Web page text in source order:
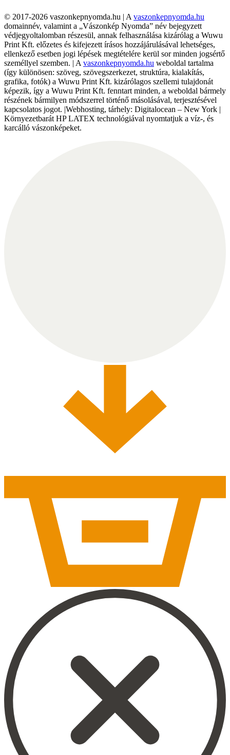
© 2017-2026 vaszonkepnyomda.hu | A vaszonkepnyomda.hu
domainnév, valamint a „Vászonkép Nyomda” név bejegyzett
védjegyoltalomban részesül, annak felhasználása kizárólag a Wuwu
Print Kft. előzetes és kifejezett írásos hozzájárulásával lehetséges,
ellenkező esetben jogi lépések megtételére kerül sor minden jogsértő
személlyel szemben. | A vaszonkepnyomda.hu weboldal tartalma
(így különösen: szöveg, szövegszerkezet, struktúra, kialakítás,
grafika, fotók) a Wuwu Print Kft. kizárólagos szellemi tulajdonát
képezik, így a Wuwu Print Kft. fenntart minden, a weboldal bármely
részének bármilyen módszerrel történő másolásával, terjesztésével
kapcsolatos jogot. |Webhosting, tárhely: Digitalocean – New York |
Környezetbarát HP LATEX technológiával nyomtatjuk a víz-, és
karcálló vászonképeket.